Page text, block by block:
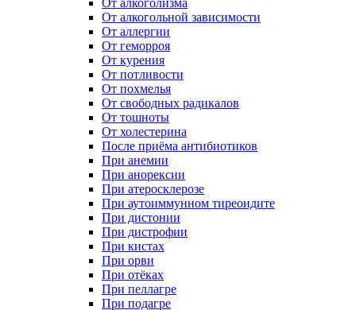
От алкоголизма
От алкогольной зависимости
От аллергии
От геморроя
От курения
От потливости
От похмелья
От свободных радикалов
От тошноты
От холестерина
После приёма антибиотиков
При анемии
При анорексии
При атеросклерозе
При аутоиммунном тиреоидите
При дистонии
При дистрофии
При кистах
При орви
При отёках
При пеллагре
При подагре